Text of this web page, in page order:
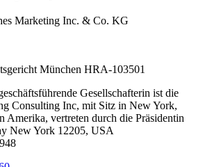
Marketing Inc. & Co. KG
München HRA-103501
Gesellschafterin ist die
Consulting Inc, mit Sitz in New York,
Amerika, vertreten durch die Präsidentin
New York 12205, USA